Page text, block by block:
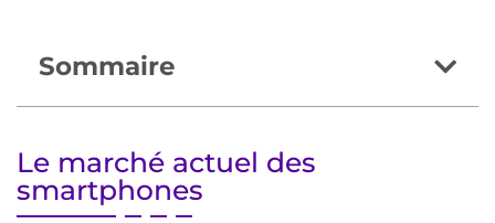
Sommaire
Le marché actuel des
smartphones